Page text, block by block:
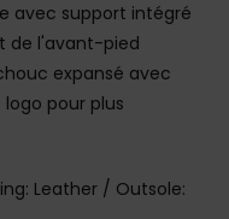
avec support intégré
de l'avant-pied
expansé avec
pour plus
Leather / Outsole: